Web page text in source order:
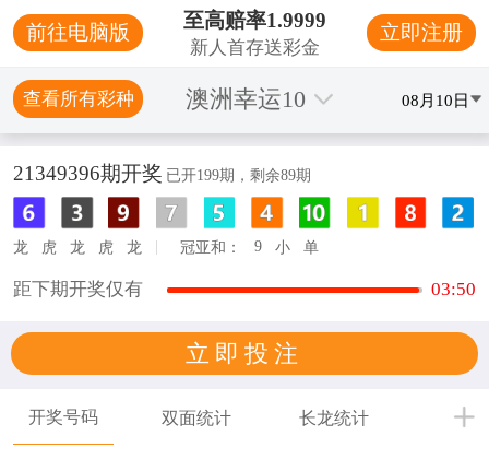
前往电脑版
至高赔率1.9999
新人首存送彩金
立即注册
查看所有彩种 澳洲幸运10 08月10日
21349396期开奖 已开199期，剩余89期
龙 虎 龙 虎 龙 | 冠亚和： 9 小 单
距下期开奖仅有 03:49
立即投注
开奖号码 双面统计 长龙统计 号码